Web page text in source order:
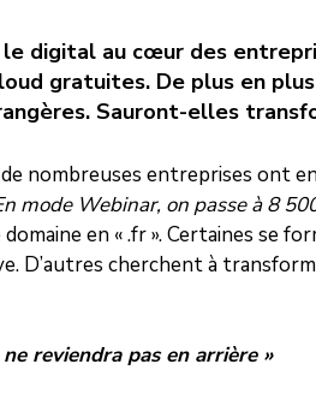
digital au cœur des
gratuites. De plus en
Sauront-elles
nombreuses entreprises ont
mode Webinar, on passe à 8
en « .fr ». Certaines
D’autres cherchent à
reviendra pas en arrière »